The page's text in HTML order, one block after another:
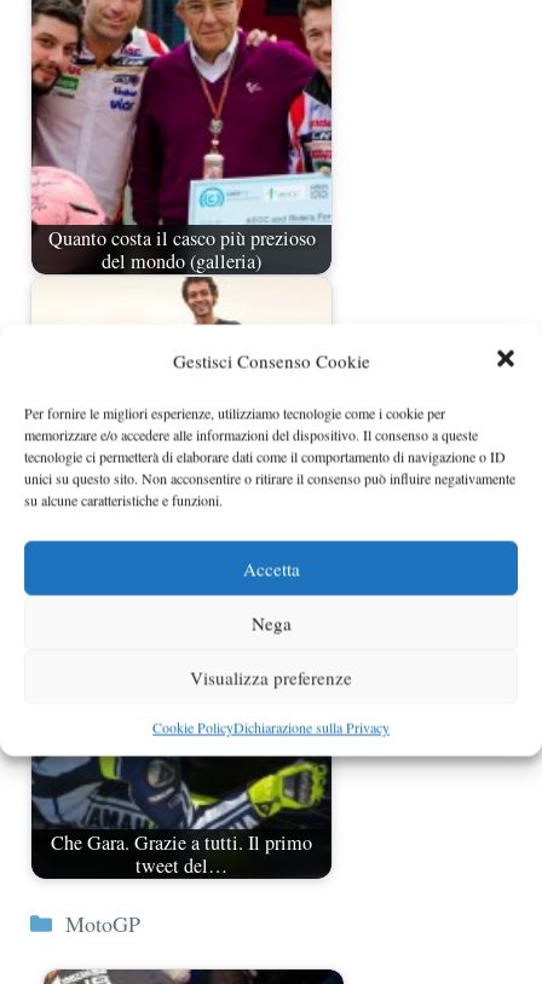
Gestisci Consenso Cookie
Per fornire le migliori esperienze, utilizziamo tecnologie come i cookie per
memorizzare e/o accedere alle informazioni del dispositivo. Il consenso a queste
tecnologie ci permetterà di elaborare dati come il comportamento di navigazione o ID
unici su questo sito. Non acconsentire o ritirare il consenso può influire negativamente
su alcune caratteristiche e funzioni.
Accetta
Nega
Visualizza preferenze
Cookie PolicyDichiarazione sulla Privacy
Quanto costa il casco più prezioso
del mondo (galleria)
Quello che i social dicono dello
scontro Rossi-Marquez
Che Gara. Grazie a tutti. Il primo
tweet del…
Categorie
MotoGP